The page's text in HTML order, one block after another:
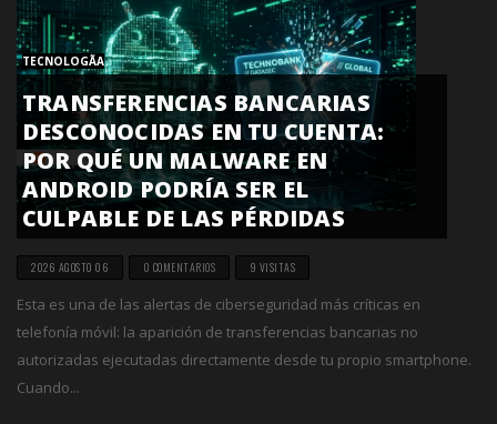
TECNOLOGÃ­A
TRANSFERENCIAS BANCARIAS
DESCONOCIDAS EN TU CUENTA:
POR QUÉ UN MALWARE EN
ANDROID PODRÍA SER EL
CULPABLE DE LAS PÉRDIDAS
2026 AGOSTO 06 0 COMENTARIOS 9 VISITAS
Esta es una de las alertas de ciberseguridad más críticas en
telefonía móvil: la aparición de transferencias bancarias no
autorizadas ejecutadas directamente desde tu propio smartphone.
Cuando...